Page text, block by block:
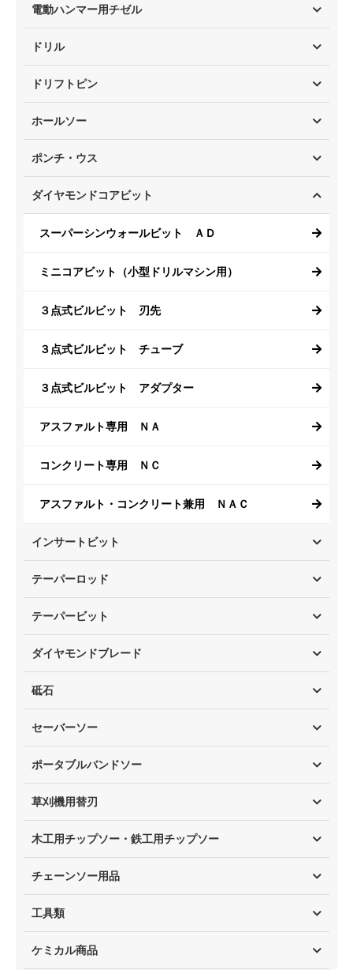
電動ハンマー用チゼル
ドリル
ドリフトピン
ホールソー
ポンチ・ウス
ダイヤモンドコアビット
スーパーシンウォールビット ＡＤ
ミニコアビット（小型ドリルマシン用）
３点式ビルビット 刃先
３点式ビルビット チューブ
３点式ビルビット アダプター
アスファルト専用 ＮＡ
コンクリート専用 ＮＣ
アスファルト・コンクリート兼用 ＮＡＣ
インサートビット
テーパーロッド
テーパービット
ダイヤモンドブレード
砥石
セーバーソー
ポータブルバンドソー
草刈機用替刃
木工用チップソー・鉄工用チップソー
チェーンソー用品
工具類
ケミカル商品